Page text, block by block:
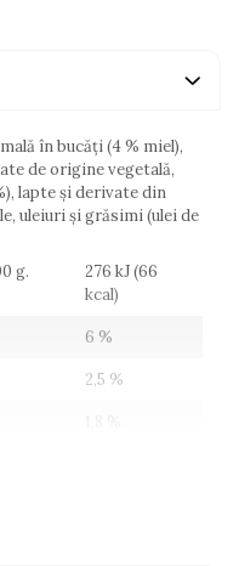
în bucăți (4 % miel),
de origine vegetală,
lapte şi derivate din
uleiuri și grăsimi (ulei de
g.
276 kJ (66
kcal)
6 %
2,5 %